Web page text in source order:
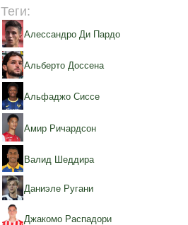
Теги:
Алессандро Ди Пардо
Альберто Доссена
Альфаджо Сиссе
Амир Ричардсон
Валид Шеддира
Даниэле Ругани
Джакомо Распадори